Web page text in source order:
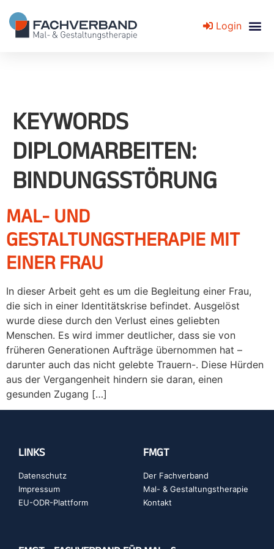
Login
KEYWORDS
DIPLOMARBEITEN:
BINDUNGSSTÖRUNG
MAL- UND
GESTALTUNGSTHERAPIE MIT
EINER FRAU
In dieser Arbeit geht es um die Begleitung einer Frau,
die sich in einer Identitätskrise befindet. Ausgelöst
wurde diese durch den Verlust eines geliebten
Menschen. Es wird immer deutlicher, dass sie von
früheren Generationen Aufträge übernommen hat –
darunter auch das nicht gelebte Trauern-. Diese Hürden
aus der Vergangenheit hindern sie daran, einen
gesunden Zugang […]
LINKS
Datenschutz
Impressum
EU-ODR-Plattform
FMGT
Der Fachverband
Mal- & Gestaltungstherapie
Kontakt